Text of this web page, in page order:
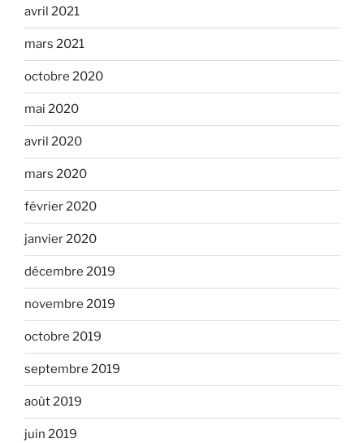
avril 2021
mars 2021
octobre 2020
mai 2020
avril 2020
mars 2020
février 2020
janvier 2020
décembre 2019
novembre 2019
octobre 2019
septembre 2019
août 2019
juin 2019